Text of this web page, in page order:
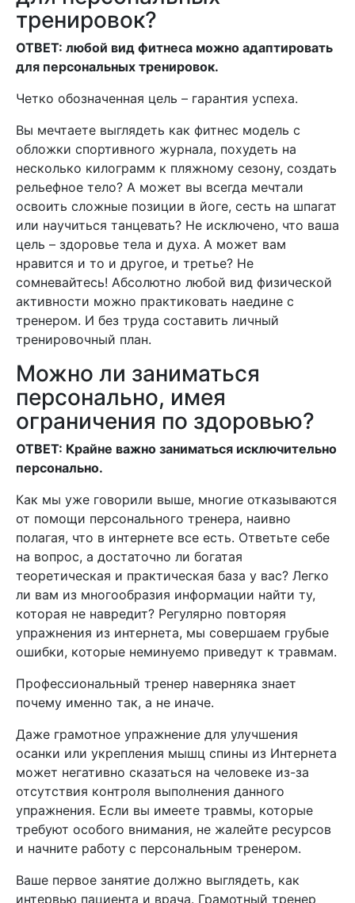
тренировок?
ОТВЕТ: любой вид фитнеса можно адаптировать
для персональных тренировок.
Четко обозначенная цель – гарантия успеха.
Вы мечтаете выглядеть как фитнес модель с
обложки спортивного журнала, похудеть на
несколько килограмм к пляжному сезону, создать
рельефное тело? А может вы всегда мечтали
освоить сложные позиции в йоге, сесть на шпагат
или научиться танцевать? Не исключено, что ваша
цель – здоровье тела и духа. А может вам
нравится и то и другое, и третье? Не
сомневайтесь! Абсолютно любой вид физической
активности можно практиковать наедине с
тренером. И без труда составить личный
тренировочный план.
Можно ли заниматься
персонально, имея
ограничения по здоровью?
ОТВЕТ: Крайне важно заниматься исключительно
персонально.
Как мы уже говорили выше, многие отказываются
от помощи персонального тренера, наивно
полагая, что в интернете все есть. Ответьте себе
на вопрос, а достаточно ли богатая
теоретическая и практическая база у вас? Легко
ли вам из многообразия информации найти ту,
которая не навредит? Регулярно повторяя
упражнения из интернета, мы совершаем грубые
ошибки, которые неминуемо приведут к травмам.
Профессиональный тренер наверняка знает
почему именно так, а не иначе.
Даже грамотное упражнение для улучшения
осанки или укрепления мышц спины из Интернета
может негативно сказаться на человеке из-за
отсутствия контроля выполнения данного
упражнения. Если вы имеете травмы, которые
требуют особого внимания, не жалейте ресурсов
и начните работу с персональным тренером.
Ваше первое занятие должно выглядеть, как
интервью пациента и врача. Грамотный тренер